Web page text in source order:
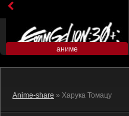
аниме
Anime-share » Харука Томацу